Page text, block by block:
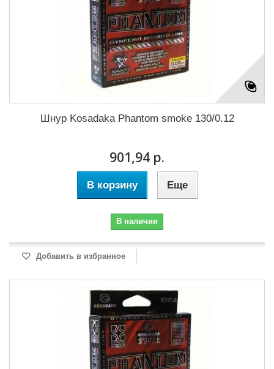
Шнур Kosadaka Phantom smoke 130/0.12
901,94 р.
В корзину Еще
В наличии
Добавить в избранное